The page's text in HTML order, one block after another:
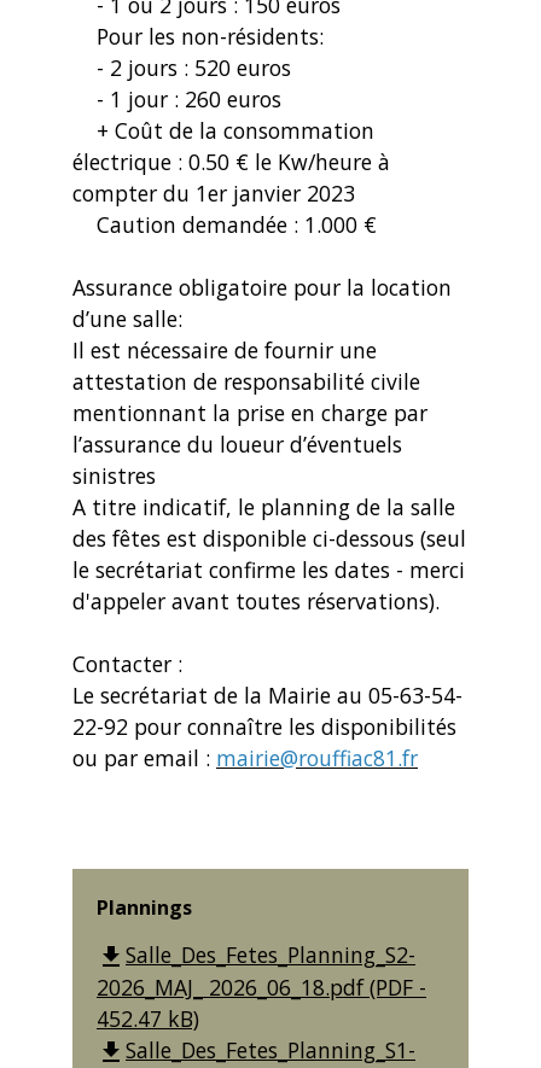
Pour les non-résidents:
- 2 jours : 520 euros
- 1 jour : 260 euros
+ Coût de la consommation
électrique : 0.50 € le Kw/heure à
compter du 1er janvier 2023
Caution demandée : 1.000 €
Assurance obligatoire pour la location
d’une salle:
Il est nécessaire de fournir une
attestation de responsabilité civile
mentionnant la prise en charge par
l’assurance du loueur d’éventuels
sinistres
A titre indicatif, le planning de la salle
des fêtes est disponible ci-dessous (seul
le secrétariat confirme les dates - merci
d'appeler avant toutes réservations).
Contacter :
Le secrétariat de la Mairie au 05-63-54-
22-92 pour connaître les disponibilités
ou par email : mairie@rouffiac81.fr
Plannings
file_download Salle_Des_Fetes_Planning_S2-
2026_MAJ_ 2026_06_18.pdf (PDF -
452.47 kB)
file_download Salle_Des_Fetes_Planning_S1-